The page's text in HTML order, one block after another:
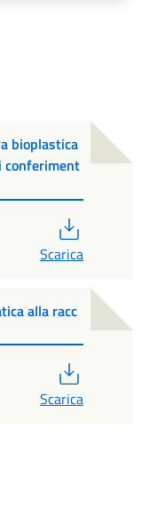
bioplastica
conferiment
Scarica
alla racc
Scarica